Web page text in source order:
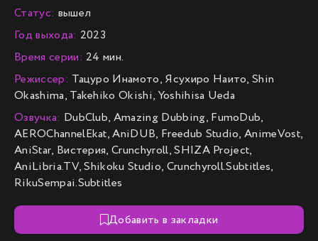
Статус: вышел
Год выхода: 2023
Время серии: 24 мин.
Режиссер: Тацуро Инамото, Ясухиро Наито, Shin
Okashima, Takehiko Okishi, Yoshihisa Ueda
Озвучка: DubClub, Amazing Dubbing, FumoDub,
AEROChannelEkat, AniDUB, Freedub Studio, AnimeVost,
AniStar, Вистерия, Crunchyroll, SHIZA Project,
AniLibria.TV, Shikoku Studio, Crunchyroll.Subtitles,
RikuSempai.Subtitles
Добавить в закладки